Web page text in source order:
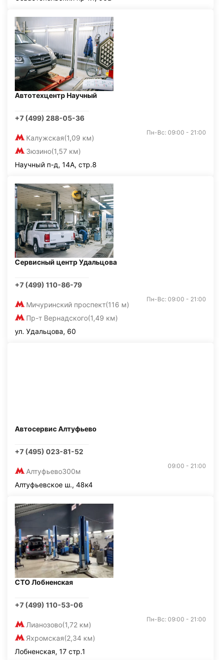
Автотехцентр Научный
+7 (499) 288-05-36
Калужская(1,09 км)
Зюзино(1,57 км)
Пн-Вс: 09:00 - 21:00
Научный п-д, 14А, стр.8
Сервисный центр Удальцова
+7 (499) 110-86-79
Мичуринский проспект(116 м)
Пр-т Вернадского(1,49 км)
Пн-Вс: 09:00 - 21:00
ул. Удальцова, 60
Автосервис Алтуфьево
+7 (495) 023-81-52
Алтуфьево300м
09:00 - 21:00
Алтуфьевское ш., 48к4
СТО Лобненская
+7 (499) 110-53-06
Лианозово(1,72 км)
Яхромская(2,34 км)
Пн-Вс: 09:00 - 21:00
Лобненская, 17 стр.1